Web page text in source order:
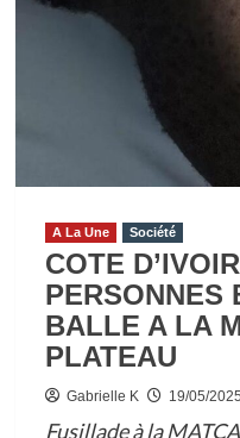
A La Une Société
COTE
PERSONNES
BALLE A LA
PLATEAU
Gabrielle K 19/05/2025
Fusillade à la